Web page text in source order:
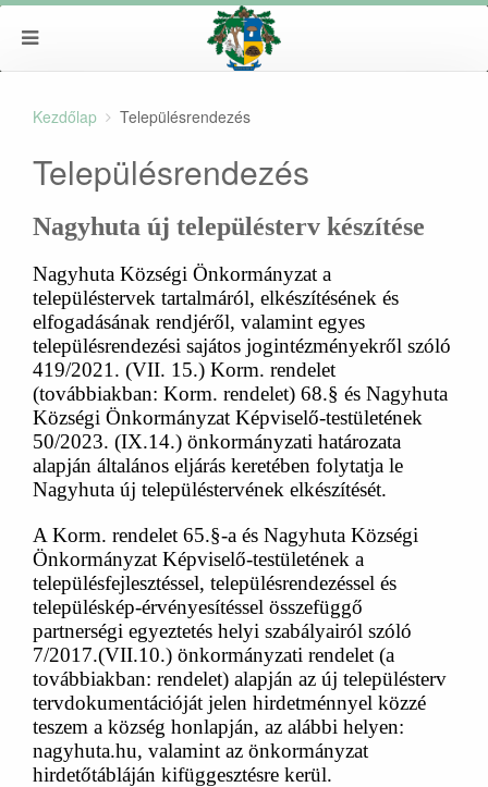
Kezdőlap Településrendezés
Településrendezés
Nagyhuta új településterv készítése
Nagyhuta Községi Önkormányzat a
településtervek tartalmáról, elkészítésének és
elfogadásának rendjéről, valamint egyes
településrendezési sajátos jogintézményekről szóló
419/2021. (VII. 15.) Korm. rendelet
(továbbiakban: Korm. rendelet) 68.§ és Nagyhuta
Községi Önkormányzat Képviselő-testületének
50/2023. (IX.14.) önkormányzati határozata
alapján általános eljárás keretében folytatja le
Nagyhuta új településtervének elkészítését.
A Korm. rendelet 65.§-a és Nagyhuta Községi
Önkormányzat Képviselő-testületének a
településfejlesztéssel, településrendezéssel és
településkép-érvényesítéssel összefüggő
partnerségi egyeztetés helyi szabályairól szóló
7/2017.(VII.10.) önkormányzati rendelet (a
továbbiakban: rendelet) alapján az új településterv
tervdokumentációját jelen hirdetménnyel közzé
teszem a község honlapján, az alábbi helyen:
nagyhuta.hu, valamint az önkormányzat
hirdetőtábláján kifüggesztésre kerül.